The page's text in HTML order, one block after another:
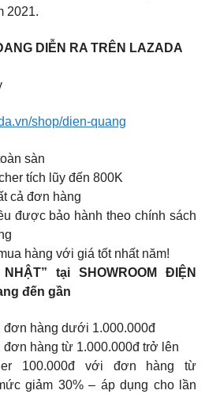
2021.
DIỄN RA TRÊN LAZADA
shop/dien-quang
sàn
tích lũy đến 800K
cả đơn hàng
được bảo hành theo chính sách
hàng với giá tốt nhất năm!
tại SHOWROOM ĐIỆN
đến gần
đơn hàng dưới 1.000.000đ
hàng từ 1.000.000đ trở lên
100.000đ với đơn hàng từ
giảm 30% – áp dụng cho lần